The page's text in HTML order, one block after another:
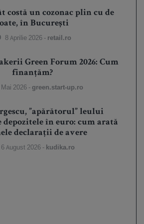
costă un cozonac plin cu de
în București
8 Aprilie 2026 - retail.ro
Green Forum 2026: Cum
finanțăm?
Mai 2026 - green.start-up.ro
”apărătorul” leului
depozitele în euro: cum arată
declarații de avere
6 August 2026 - kudika.ro